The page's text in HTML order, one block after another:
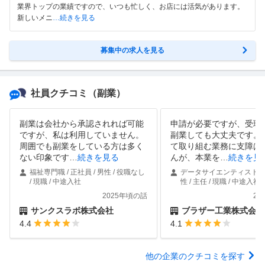
業界トップの業績ですので、いつも忙しく、お店には活気があります。
新しいメニ
…続きを見る
募集中の求人を見る
社員クチコミ （副業）
副業は会社から承認されれば可能
ですが、私は利用していません。
周囲でも副業をしている方は多く
ない印象です
続きを見る
福祉専門職 / 正社員 / 男性 / 役職なし
/ 現職 / 中途入社
2025年頃の話
サンクスラボ株式会社
4.4
申請が必要ですが、受理
副業しても大丈夫です。
て取り組む業務に支障は
んが、本業を
続きを見
データサイエンティスト /
性 / 主任 / 現職 / 中途入社
ブラザー工業株式会社
4.1
他の企業のクチコミを探す